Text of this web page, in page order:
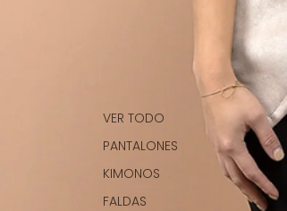
VER TODO
PANTALONES
KIMONOS
FALDAS